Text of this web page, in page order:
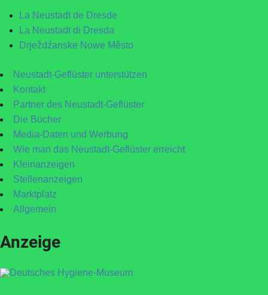
La Neustadt de Dresde
La Neustadt di Dresda
Drježdźanske Nowe Město
Neustadt-Geflüster unterstützen
Kontakt
Partner des Neustadt-Geflüster
Die Bücher
Media-Daten und Werbung
Wie man das Neustadt-Geflüster erreicht
Kleinanzeigen
Stellenanzeigen
Marktplatz
Allgemein
Anzeige